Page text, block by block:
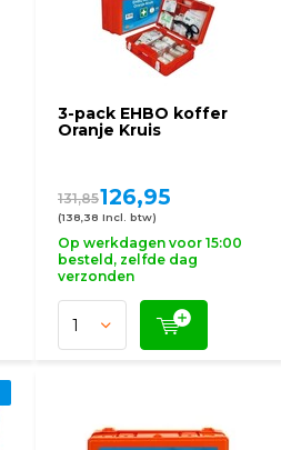
3-pack EHBO koffer
Oranje Kruis
131,85126,95
(138,38 Incl. btw)
Op werkdagen voor 15:00
besteld, zelfde dag
verzonden